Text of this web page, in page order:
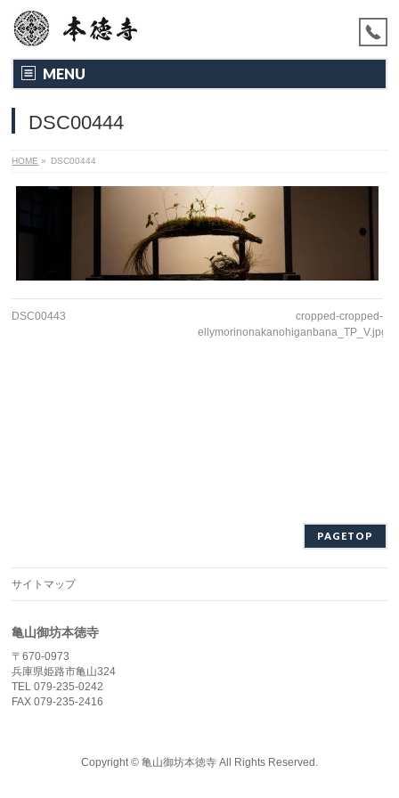
MENU
DSC00444
HOME » DSC00444
DSC00443
cropped-cropped-
ellymorinonakanohiganbana_TP_V.jpg
PAGETOP
サイトマップ
亀山御坊本徳寺
〒670-0973
兵庫県姫路市亀山324
TEL 079-235-0242
FAX 079-235-2416
Copyright © 亀山御坊本徳寺All Rights Reserved.